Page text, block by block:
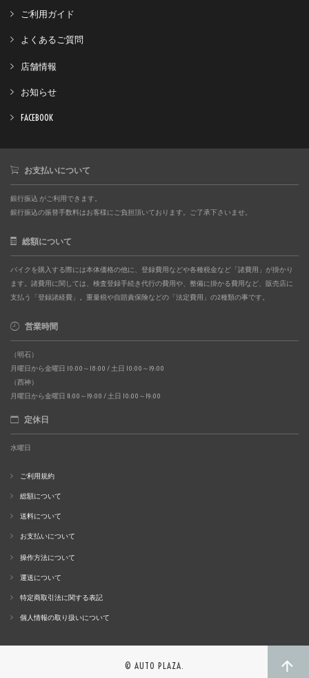
ご利用ガイド
よくあるご質問
店舗情報
お知らせ
FACEBOOK
お支払いについて
銀行振込 がご利用できます。
銀行振込の振替手数料はお客様にご負担頂いております。ご了承下さいませ。
総額について
バイクを購入する際には本体価格の他に、登録費用などや各種税金など「諸費用」が掛かり
ます。諸費用に関しては、検査登録手続き代行の費用や、整備に掛かる費用など、販売店に
支払う「登録諸経費」。重量税や自賠責保険などの「法定費用」の2種類の事です。
営業時間
（明石）
月曜日から金曜日 10:00～18:00 / 土日 10:00～19:00
（西神）
月曜日から金曜日 11:00～19:00 / 土日 10:00～19:00
定休日
水曜日
ご利用規約
総額について
送料について
お支払いについて
操作方法について
運送について
特定商取引法に関する表記
個人情報の取り扱いについて
© AUTO PLAZA.